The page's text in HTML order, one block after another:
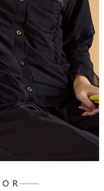
之確認、核對及更正。
https://oppay.tw/userRule
疑問，請聯繫「AFTEE先享後付
support/home
AFTEE先享後付」服務完成之交
料，並將交易相關給付款項請求債
網址：
或監護人之同意方可使用
引起之損失，本公司不負相關責
個別帳號之用戶狀況，依本公司即
足之情形，本公司將視審查結果
註冊。若發現惡意使用之情形，
使用額度並採取法律行動。
費
費
運費
費